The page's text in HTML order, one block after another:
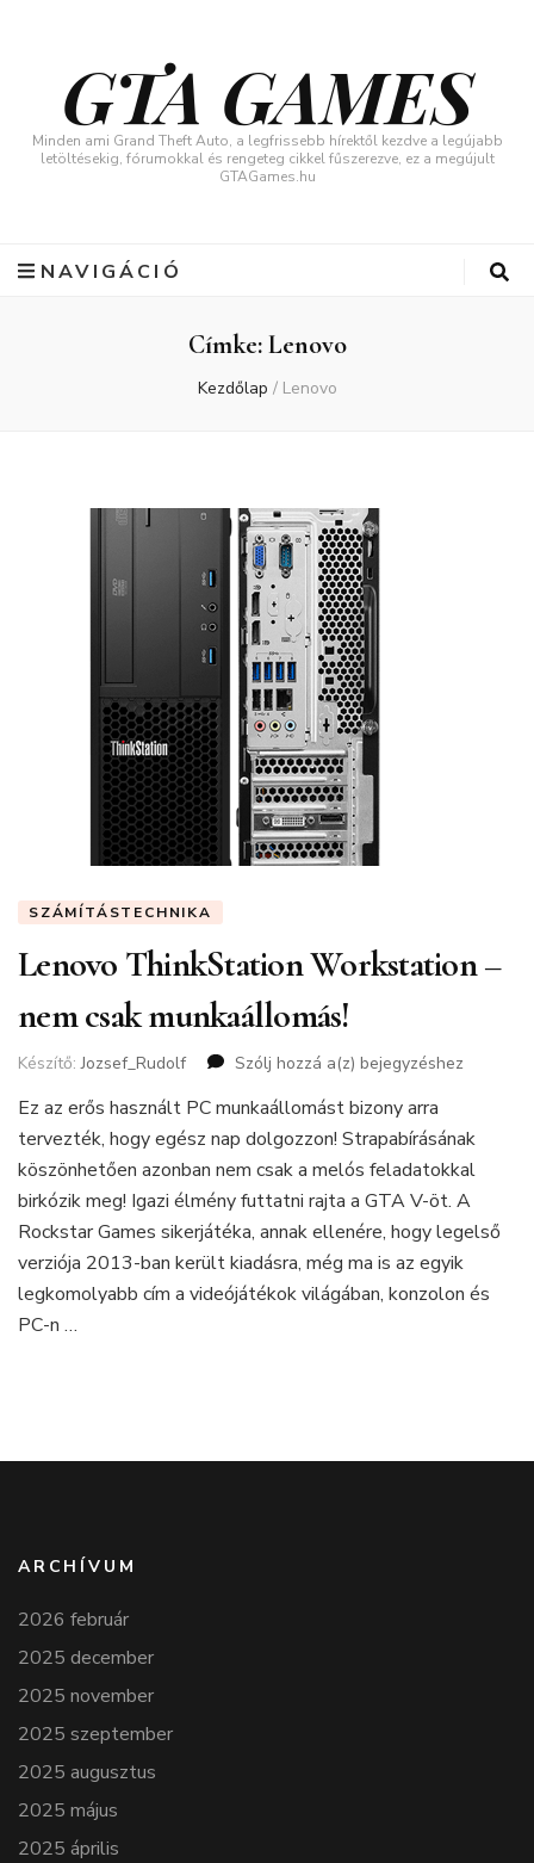
GTA GAMES
Minden ami Grand Theft Auto, a legfrissebb hírektől kezdve a legújabb
letöltésekig, fórumokkal és rengeteg cikkel fűszerezve, ez a megújult
GTAGames.hu
NAVIGÁCIÓ
Címke:Lenovo
Kezdőlap / Lenovo
SZÁMÍTÁSTECHNIKA
Lenovo ThinkStation Workstation –
nem csak munkaállomás!
Készítő:Jozsef_Rudolf Szólj hozzá a(z) Lenovo
Workstation
–
nem
munkaállomás!
bejegyzéshez
Ez az erős használt PC munkaállomást bizony arra
tervezték, hogy egész nap dolgozzon! Strapabírásának
köszönhetően azonban nem csak a melós feladatokkal
birkózik meg! Igazi élmény futtatni rajta a GTA V-öt. A
Rockstar Games sikerjátéka, annak ellenére, hogy legelső
verziója 2013-ban került kiadásra, még ma is az egyik
legkomolyabb cím a videójátékok világában, konzolon és
PC-n …
ARCHÍVUM
2026 február
2025 december
2025 november
2025 szeptember
2025 augusztus
2025 május
2025 április